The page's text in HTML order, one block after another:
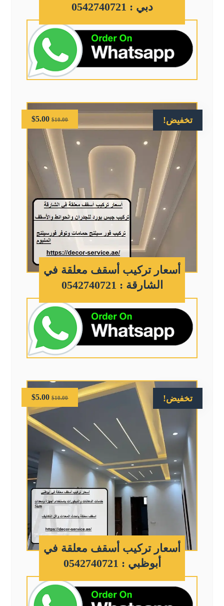
دبي : 0542740721
تخفيض!
أسعار تركيب أسقف معلقة في
الشارقة : 0542740721
$10.00
$5.00
تخفيض!
أسعار تركيب أسقف معلقة في
أبوظبي : 0542740721
$10.00
$5.00